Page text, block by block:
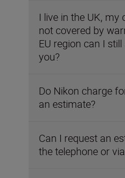
I live in the UK, my
not covered by
EU region can I
you?
Do Nikon charge
an estimate?
Can I request an
the telephone or